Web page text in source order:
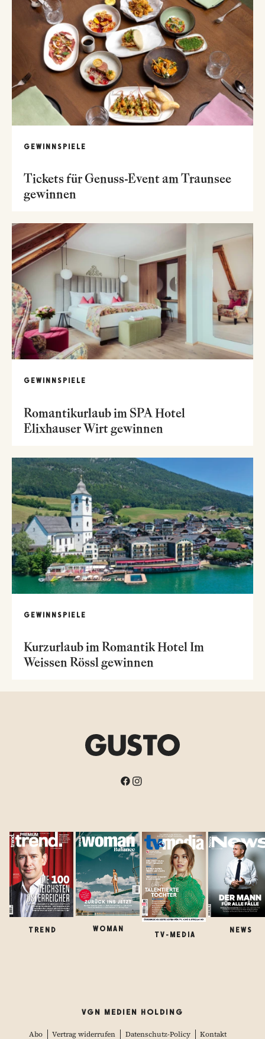
GEWINNSPIELE
Tickets für Genuss-Event am Traunsee
gewinnen
GEWINNSPIELE
Romantikurlaub im SPA Hotel
Elixhauser Wirt gewinnen
GEWINNSPIELE
Kurzurlaub im Romantik Hotel Im
Weissen Rössl gewinnen
TREND WOMAN
TV-MEDIA
NEWS
VGN MEDIEN HOLDING
Abo Vertrag widerrufen Datenschutz-Policy Kontakt